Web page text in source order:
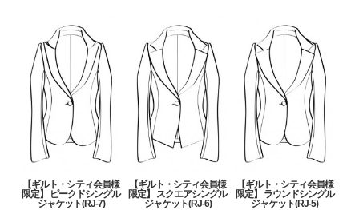
【ギルト・シティ会員様
限定】 ピークドシングル
ジャケット(RJ-7)
【ギルト・シティ会員様
限定】 スクエアシングル
ジャケット(RJ-6)
【ギルト・シティ会員様
限定】 ラウンドシングル
ジャケット(RJ-5)